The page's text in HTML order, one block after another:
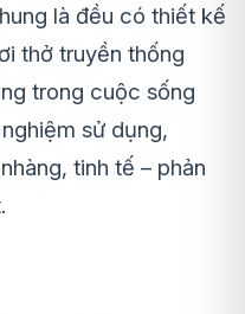
là đều có thiết kế
thở truyền thống
trong cuộc sống
sử dụng,
tinh tế – phản